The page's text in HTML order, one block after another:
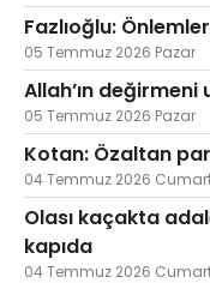
Fazlıoğlu:
05 Temmuz 2026 Pazar
Allah’ın değirmeni
05 Temmuz 2026 Pazar
Kotan: Özaltan
04 Temmuz 2026
Olası kaçakta
kapıda
04 Temmuz 2026